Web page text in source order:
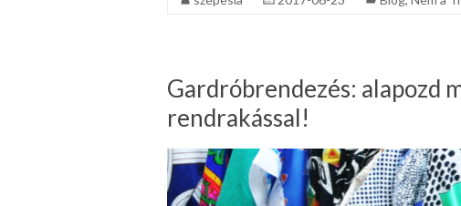
Gardróbrendezés: alapozd
rendrakással!